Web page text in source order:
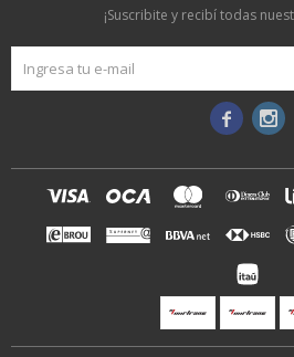
¡Suscribite y recibí todas
 